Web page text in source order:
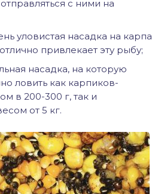
с ними на
уловистая насадка на карпа
привлекает эту рыбу;
насадка, на которую
ловить как карпиков-
в 200-300 г, так и
от 5 кг.